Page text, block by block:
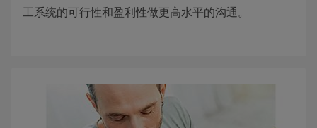
工系统的可行性和盈利性做更高水平的沟通。